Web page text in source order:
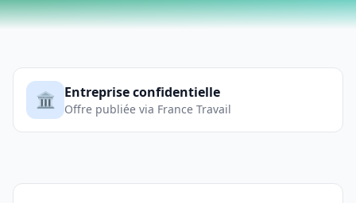
🏛️ Entreprise confidentielle
Offre publiée via France Travail